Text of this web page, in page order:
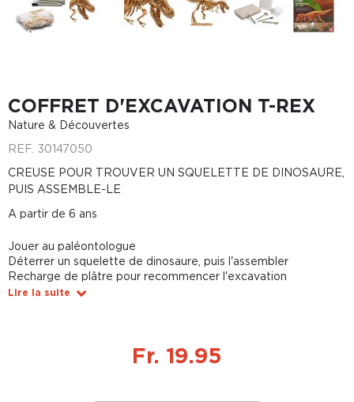
COFFRET D'EXCAVATION T-REX
Nature & Découvertes
REF. 30147050
CREUSE POUR TROUVER UN SQUELETTE DE DINOSAURE,
PUIS ASSEMBLE-LE
A partir de 6 ans
Jouer au paléontologue
Déterrer un squelette de dinosaure, puis l'assembler
Recharge de plâtre pour recommencer l'excavation
Lire la suite
Fr. 19.95